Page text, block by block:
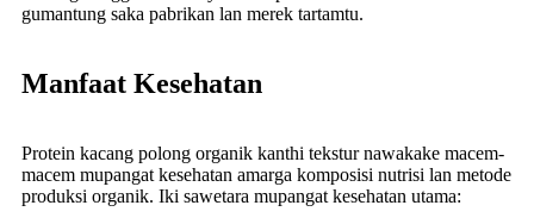
gumantung saka pabrikan lan merek tartamtu.
Manfaat Kesehatan
Protein kacang polong organik kanthi tekstur nawakake macem-
macem mupangat kesehatan amarga komposisi nutrisi lan metode
produksi organik. Iki sawetara mupangat kesehatan utama: